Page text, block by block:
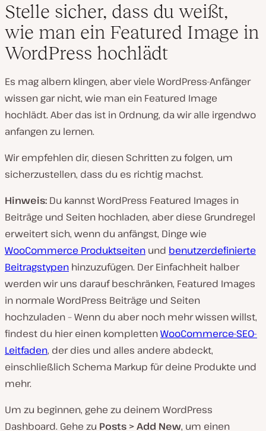
Stelle sicher, dass du weißt,
wie man ein Featured Image in
WordPress hochlädt
Es mag albern klingen, aber viele WordPress-Anfänger
wissen gar nicht, wie man ein Featured Image
hochlädt. Aber das ist in Ordnung, da wir alle irgendwo
anfangen zu lernen.
Wir empfehlen dir, diesen Schritten zu folgen, um
sicherzustellen, dass du es richtig machst.
Hinweis: Du kannst WordPress Featured Images in
Beiträge und Seiten hochladen, aber diese Grundregel
erweitert sich, wenn du anfängst, Dinge wie
WooCommerce Produktseiten und benutzerdefinierte
Beitragstypen hinzuzufügen. Der Einfachheit halber
werden wir uns darauf beschränken, Featured Images
in normale WordPress Beiträge und Seiten
hochzuladen – Wenn du aber noch mehr wissen willst,
findest du hier einen komplettenWooCommerce-SEO-
Leitfaden, der dies und alles andere abdeckt,
einschließlich Schema Markup für deine Produkte und
mehr.
Um zu beginnen, gehe zu deinem WordPress
Dashboard. Gehe zu Posts > Add New, um einen